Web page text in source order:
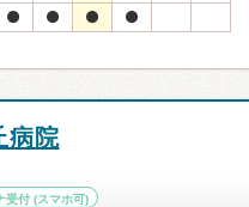
病院
受付 (スマホ可)